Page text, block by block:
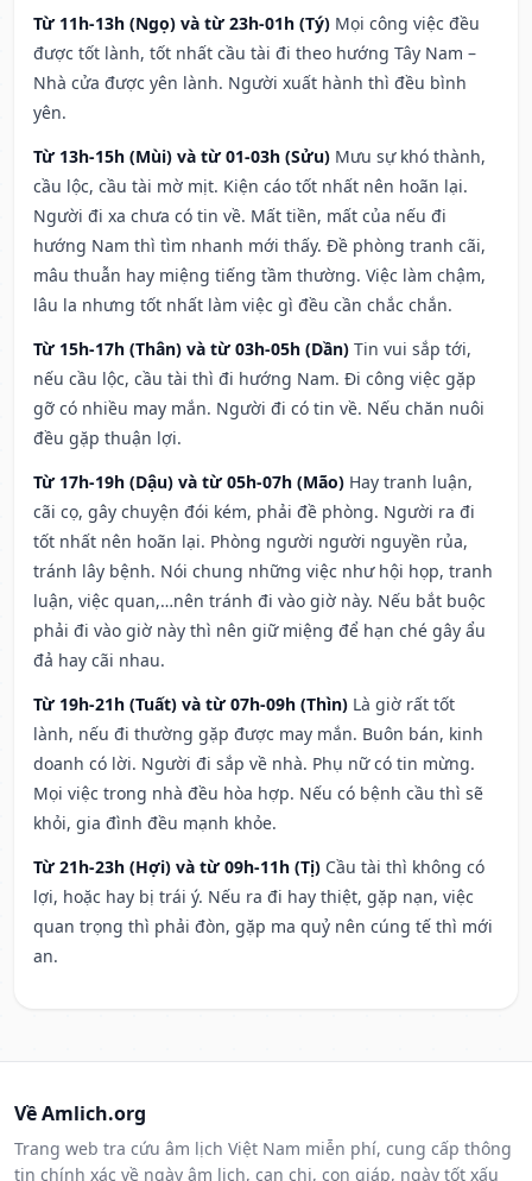
Từ 11h-13h (Ngọ) và từ 23h-01h (Tý) Mọi công việc đều
được tốt lành, tốt nhất cầu tài đi theo hướng Tây Nam –
Nhà cửa được yên lành. Người xuất hành thì đều bình
yên.
Từ 13h-15h (Mùi) và từ 01-03h (Sửu) Mưu sự khó thành,
cầu lộc, cầu tài mờ mịt. Kiện cáo tốt nhất nên hoãn lại.
Người đi xa chưa có tin về. Mất tiền, mất của nếu đi
hướng Nam thì tìm nhanh mới thấy. Đề phòng tranh cãi,
mâu thuẫn hay miệng tiếng tầm thường. Việc làm chậm,
lâu la nhưng tốt nhất làm việc gì đều cần chắc chắn.
Từ 15h-17h (Thân) và từ 03h-05h (Dần) Tin vui sắp tới,
nếu cầu lộc, cầu tài thì đi hướng Nam. Đi công việc gặp
gỡ có nhiều may mắn. Người đi có tin về. Nếu chăn nuôi
đều gặp thuận lợi.
Từ 17h-19h (Dậu) và từ 05h-07h (Mão) Hay tranh luận,
cãi cọ, gây chuyện đói kém, phải đề phòng. Người ra đi
tốt nhất nên hoãn lại. Phòng người người nguyền rủa,
tránh lây bệnh. Nói chung những việc như hội họp, tranh
luận, việc quan,…nên tránh đi vào giờ này. Nếu bắt buộc
phải đi vào giờ này thì nên giữ miệng để hạn ché gây ẩu
đả hay cãi nhau.
Từ 19h-21h (Tuất) và từ 07h-09h (Thìn) Là giờ rất tốt
lành, nếu đi thường gặp được may mắn. Buôn bán, kinh
doanh có lời. Người đi sắp về nhà. Phụ nữ có tin mừng.
Mọi việc trong nhà đều hòa hợp. Nếu có bệnh cầu thì sẽ
khỏi, gia đình đều mạnh khỏe.
Từ 21h-23h (Hợi) và từ 09h-11h (Tị) Cầu tài thì không có
lợi, hoặc hay bị trái ý. Nếu ra đi hay thiệt, gặp nạn, việc
quan trọng thì phải đòn, gặp ma quỷ nên cúng tế thì mới
an.
Về Amlich.org
Trang web tra cứu âm lịch Việt Nam miễn phí, cung cấp thông
tin chính xác về ngày âm lịch, can chi, con giáp, ngày tốt xấu